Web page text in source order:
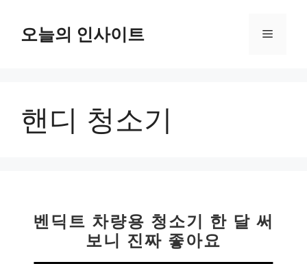
오늘의 인사이트 메
핸디 청소기
벤딕트 차량용 청소기 한 달 써
보니 진짜 좋아요